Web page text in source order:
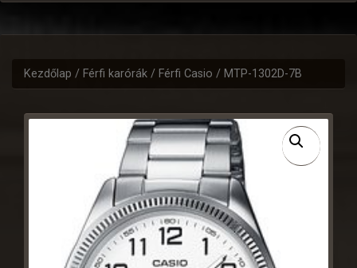
Kezdőlap / Férfi karórák / Férfi Casio / MTP-1302D-7B